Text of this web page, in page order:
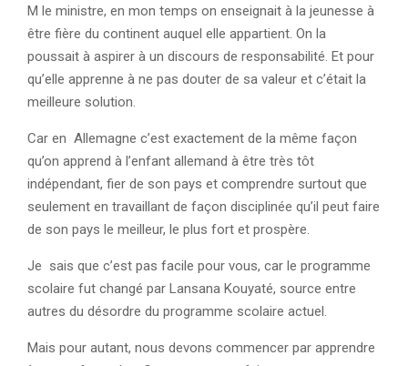
M le ministre, en mon temps on enseignait à la jeunesse à
être fière du continent auquel elle appartient. On la
poussait à aspirer à un discours de responsabilité. Et pour
qu’elle apprenne à ne pas douter de sa valeur et c’était la
meilleure solution.
Car en Allemagne c’est exactement de la même façon
qu’on apprend à l’enfant allemand à être très tôt
indépendant, fier de son pays et comprendre surtout que
seulement en travaillant de façon disciplinée qu’il peut faire
de son pays le meilleur, le plus fort et prospère.
Je sais que c’est pas facile pour vous, car le programme
scolaire fut changé par Lansana Kouyaté, source entre
autres du désordre du programme scolaire actuel.
Mais pour autant, nous devons commencer par apprendre